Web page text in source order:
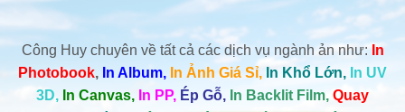
Công Huy chuyên về tất cả các dịch vụ ngành ản như:In
Photobook, In Album, In Ảnh Giá Sỉ, In Khổ Lớn, In UV
3D, In Canvas, In PP, Ép Gỗ, In Backlit Film, Quay